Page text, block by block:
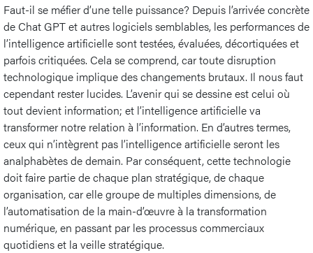
Faut-il se méfier d’une telle puissance? Depuis l’arrivée concrète
de Chat GPT et autres logiciels semblables, les performances de
l’intelligence artificielle sont testées, évaluées, décortiquées et
parfois critiquées. Cela se comprend, car toute disruption
technologique implique des changements brutaux. Il nous faut
cependant rester lucides. L’avenir qui se dessine est celui où
tout devient information; et l’intelligence artificielle va
transformer notre relation à l’information. En d’autres termes,
ceux qui n’intègrent pas l’intelligence artificielle seront les
analphabètes de demain. Par conséquent, cette technologie
doit faire partie de chaque plan stratégique, de chaque
organisation, car elle groupe de multiples dimensions, de
l’automatisation de la main-d’œuvre à la transformation
numérique, en passant par les processus commerciaux
quotidiens et la veille stratégique.